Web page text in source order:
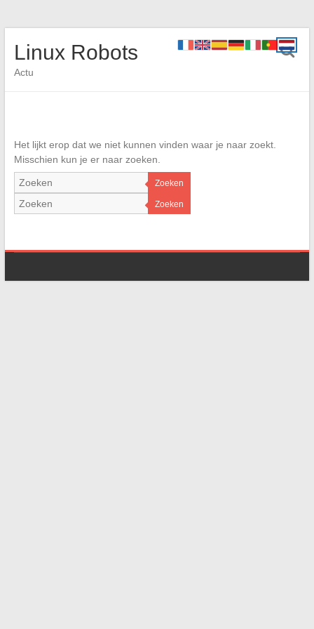
Linux Robots
Actu
Het lijkt erop dat we niet kunnen vinden waar je naar zoekt.
Misschien kun je er naar zoeken.
Zoeken
Zoeken